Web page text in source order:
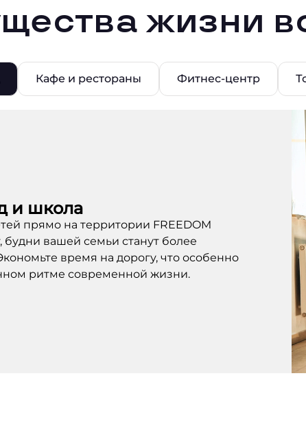
жизни
Кафе и рестораны Фитнес-центр
и школа
прямо на территории FREEDOM
будни вашей семьи станут более
время на дорогу, что особенно
ритме современной жизни.